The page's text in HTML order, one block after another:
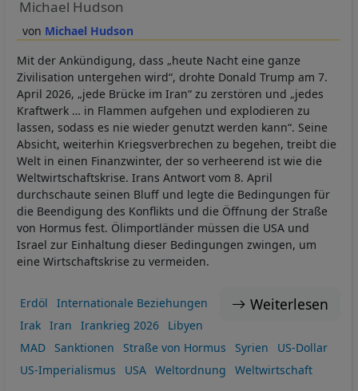
Michael Hudson
Michael Hudson
Mit der Ankündigung, dass „heute Nacht eine ganze
Zivilisation untergehen wird“, drohte Donald Trump am 7.
April 2026, „jede Brücke im Iran“ zu zerstören und „jedes
Kraftwerk … in Flammen aufgehen und explodieren zu
lassen, sodass es nie wieder genutzt werden kann“. Seine
Absicht, weiterhin Kriegsverbrechen zu begehen, treibt die
Welt in einen Finanzwinter, der so verheerend ist wie die
Weltwirtschaftskrise. Irans Antwort vom 8. April
durchschaute seinen Bluff und legte die Bedingungen für
die Beendigung des Konflikts und die Öffnung der Straße
von Hormus fest. Ölimportländer müssen die USA und
Israel zur Einhaltung dieser Bedingungen zwingen, um
eine Wirtschaftskrise zu vermeiden.
Weiterlesen
Erdöl
Internationale Beziehungen
Irak
Iran Irankrieg 2026
Libyen
MAD
Sanktionen Straße von Hormus Syrien
US-Dollar
US-Imperialismus
USA Weltordnung Weltwirtschaft